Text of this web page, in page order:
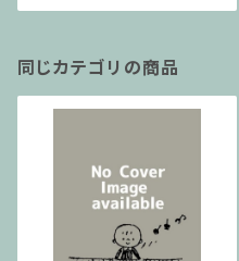
同じカテゴリの商品